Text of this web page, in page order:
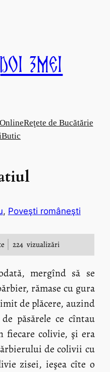
Doi Zmei
Reţete de Bucătărie
Butic
, Poveşti româneşti
224 vizualizări
mergînd să se
rămase cu gura
de plăcere, auzind
păsărele ce cîntau
colivie, şi era
de colivii cu
zisei, ieşea cîte o